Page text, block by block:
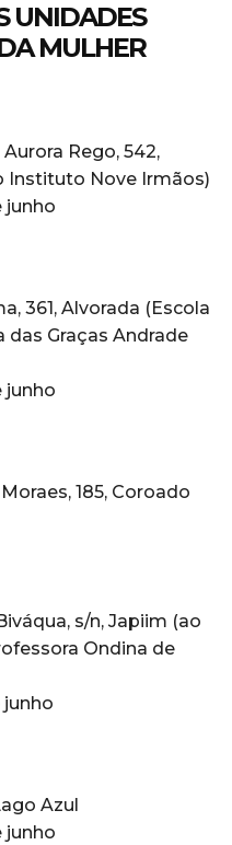
UNIDADES
MULHER
Rego, 542,
Instituto Nove Irmãos)
junho
361, Alvorada (Escola
das Graças Andrade
junho
185, Coroado
s/n, Japiim (ao
Ondina de
junho
Azul
junho